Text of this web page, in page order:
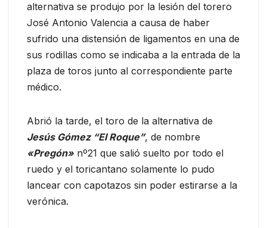
alternativa se produjo por la lesión del torero
José Antonio Valencia a causa de haber
sufrido una distensión de ligamentos en una de
sus rodillas como se indicaba a la entrada de la
plaza de toros junto al correspondiente parte
médico.
Abrió la tarde, el toro de la alternativa de
Jesús Gómez “El Roque”, de nombre
«Pregón» nº21 que salió suelto por todo el
ruedo y el toricantano solamente lo pudo
lancear con capotazos sin poder estirarse a la
verónica.